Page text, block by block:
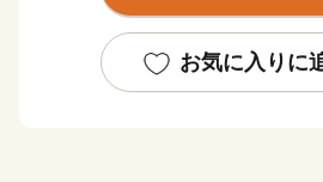
お気に入りに